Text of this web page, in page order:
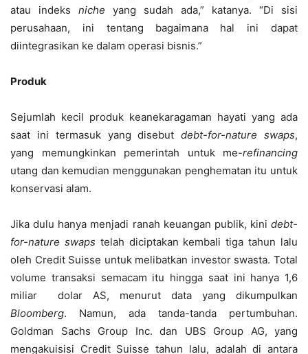
atau indeks niche yang sudah ada,” katanya. “Di sisi
perusahaan, ini tentang bagaimana hal ini dapat
diintegrasikan ke dalam operasi bisnis.”
Produk
Sejumlah kecil produk keanekaragaman hayati yang ada
saat ini termasuk yang disebutdebt-for-nature swaps,
yang memungkinkan pemerintah untuk me-refinancing
utang dan kemudian menggunakan penghematan itu untuk
konservasi alam.
Jika dulu hanya menjadi ranah keuangan publik, kini debt-
for-nature swaps telah diciptakan kembali tiga tahun lalu
oleh Credit Suisse untuk melibatkan investor swasta. Total
volume transaksi semacam itu hingga saat ini hanya 1,6
miliar dolar AS, menurut data yang dikumpulkan
Bloomberg. Namun, ada tanda-tanda pertumbuhan.
Goldman Sachs Group Inc. dan UBS Group AG, yang
mengakuisisi Credit Suisse tahun lalu, adalah di antara